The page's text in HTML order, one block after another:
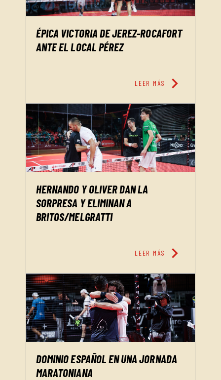
ÉPICA VICTORIA DE JEREZ-ROCAFORT
ANTE EL LOCAL PÉREZ
LEER MÁS chevron_right
HERNANDO Y OLIVER DAN LA
SORPRESA Y ELIMINAN A
BRITOS/MELGRATTI
LEER MÁS chevron_right
DOMINIO ESPAÑOL EN UNA JORNADA
MARATONIANA